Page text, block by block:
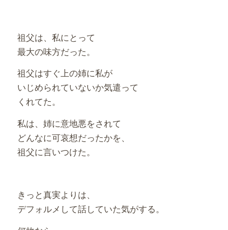
祖父は、私にとって
最大の味方だった。
祖父はすぐ上の姉に私が
いじめられていないか気遣って
くれてた。
私は、姉に意地悪をされて
どんなに可哀想だったかを、
祖父に言いつけた。
きっと真実よりは、
デフォルメして話していた気がする。